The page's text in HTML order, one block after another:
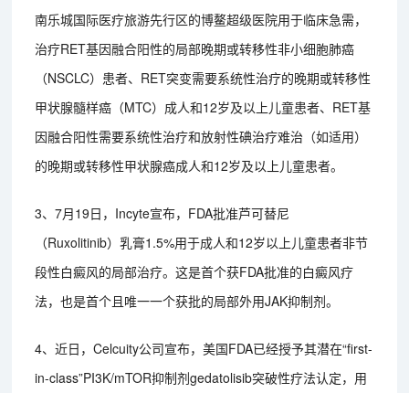
南乐城国际医疗旅游先行区的博鳌超级医院用于临床急需，
治疗RET基因融合阳性的局部晚期或转移性非小细胞肺癌
（NSCLC）患者、RET突变需要系统性治疗的晚期或转移性
甲状腺髓样癌（MTC）成人和12岁及以上儿童患者、RET基
因融合阳性需要系统性治疗和放射性碘治疗难治（如适用）
的晚期或转移性甲状腺癌成人和12岁及以上儿童患者。
3、7月19日，Incyte宣布，FDA批准芦可替尼
（Ruxolitinib）乳膏1.5%用于成人和12岁以上儿童患者非节
段性白癜风的局部治疗。这是首个获FDA批准的白癜风疗
法，也是首个且唯一一个获批的局部外用JAK抑制剂。
4、近日，Celcuity公司宣布，美国FDA已经授予其潜在“first-
in-class”PI3K/mTOR抑制剂gedatolisib突破性疗法认定，用